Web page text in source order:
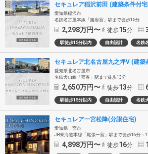
セキュレア稲沢前田 (建築条件付
愛知県稲沢市
名鉄名古屋本線「国府宮」駅まで徒歩15分
2,298万円〜 徒歩15分
駅徒歩15分以内 自由設計 名鉄
愛知県北名古屋市
名鉄犬山線「西春」駅まで徒歩13分
2,650万円〜 徒歩13分
駅徒歩15分以内 自由設計 名鉄
セキュレア一宮松降(分譲住宅)
愛知県一宮市
JR東海道本線「尾張一宮」駅まで徒歩16分～
4,898万円〜 徒歩16分